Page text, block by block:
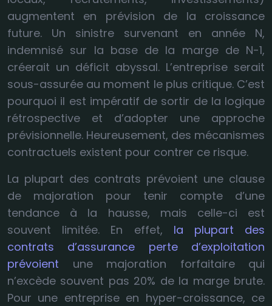
augmentent en prévision de la croissance
future. Un sinistre survenant en année N,
indemnisé sur la base de la marge de N-1,
créerait un déficit abyssal. L’entreprise serait
sous-assurée au moment le plus critique. C’est
pourquoi il est impératif de sortir de la logique
rétrospective et d’adopter une approche
prévisionnelle. Heureusement, des mécanismes
contractuels existent pour contrer ce risque.
La plupart des contrats prévoient une clause
de majoration pour tenir compte d’une
tendance à la hausse, mais celle-ci est
souvent limitée. En effet, la plupart des
contrats d’assurance perte d’exploitation
prévoient une majoration forfaitaire qui
n’excède souvent pas 20% de la marge brute.
Pour une entreprise en hyper-croissance, ce